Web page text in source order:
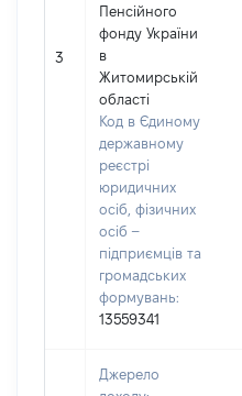
3
Пенсійного
фонду України
в
Житомирській
області
Код в Єдиному
державному
реєстрі
юридичних
осіб, фізичних
осіб –
підприємців та
громадських
формувань:
13559341
Джерело